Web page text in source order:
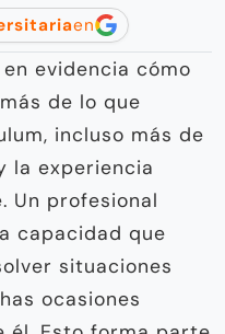
en
evidencia cómo
de lo que
incluso más de
la experiencia
Un profesional
capacidad que
situaciones
ocasiones